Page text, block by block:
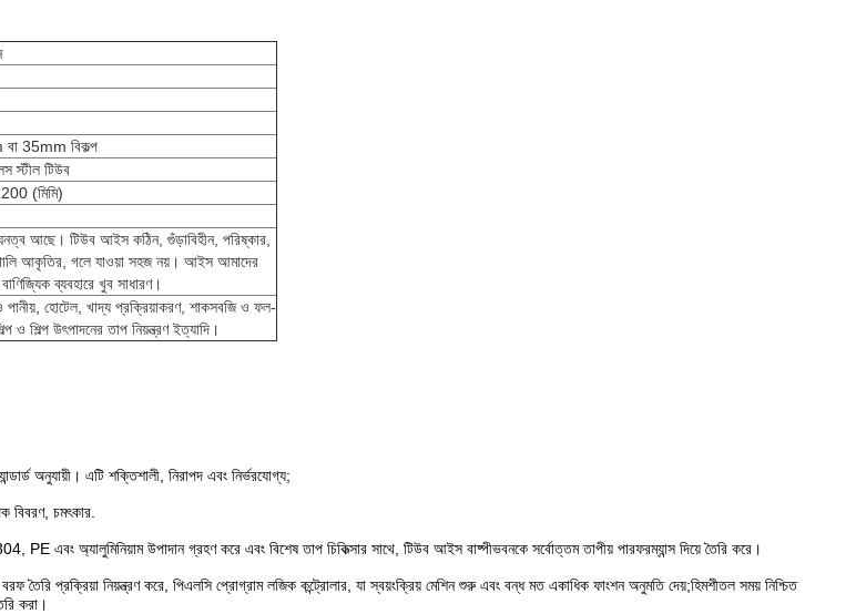
35mm বিকল্প
স্টীল টিউব
(মিমি)
আছে। টিউব আইস কঠিন, গুঁড়াবিহীন, পরিষ্কার,
আকৃতির, গলে যাওয়া সহজ নয়। আইস আমাদের
ব্যবহারে খুব সাধারণ।
ও পানীয়, হোটেল, খাদ্য প্রক্রিয়াকরণ, শাকসবজি ও ফল-
ও শিল্প উৎপাদনের তাপ নিয়ন্ত্রণ ইত্যাদি।
অনুযায়ী। এটি শক্তিশালী, নিরাপদ এবং নির্ভরযোগ্য;
বিবরণ, চমৎকার.
PE এবং অ্যালুমিনিয়াম উপাদান গ্রহণ করে এবং বিশেষ তাপ চিকিত্সার সাথে, টিউব আইস বাষ্পীভবনকে সর্বোত্তম তাপীয় পারফরম্যান্স দিয়ে তৈরি করে।
বরফ তৈরি প্রক্রিয়া নিয়ন্ত্রণ করে, পিএলসি প্রোগ্রাম লজিক কন্ট্রোলার, যা স্বয়ংক্রিয় মেশিন শুরু এবং বন্ধ মত একাধিক ফাংশন অনুমতি দেয়;হিমশীতল সময় নিশ্চিত
করা।